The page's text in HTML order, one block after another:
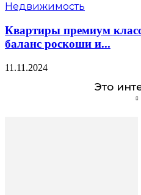
Недвижимость
Квартиры премиум
баланс роскоши и...
11.11.2024
Это